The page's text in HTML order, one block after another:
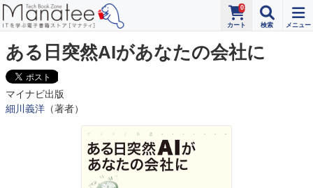
0
ある日突然AIがあなたの会社に
マイナビ出版
細川義洋 （著者）